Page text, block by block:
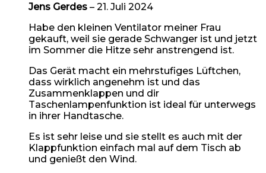
Jens Gerdes – 21. Juli 2024
Habe den kleinen Ventilator meiner Frau
gekauft, weil sie gerade Schwanger ist und jetzt
im Sommer die Hitze sehr anstrengend ist.
Das Gerät macht ein mehrstufiges Lüftchen,
dass wirklich angenehm ist und das
Zusammenklappen und dir
Taschenlampenfunktion ist ideal für unterwegs
in ihrer Handtasche.
Es ist sehr leise und sie stellt es auch mit der
Klappfunktion einfach mal auf dem Tisch ab
und genießt den Wind.